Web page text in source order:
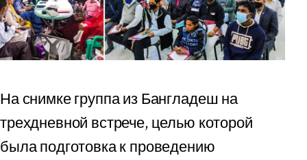
На снимке группа из Бангладеш на
трехдневной встрече, целью которой
была подготовка к проведению